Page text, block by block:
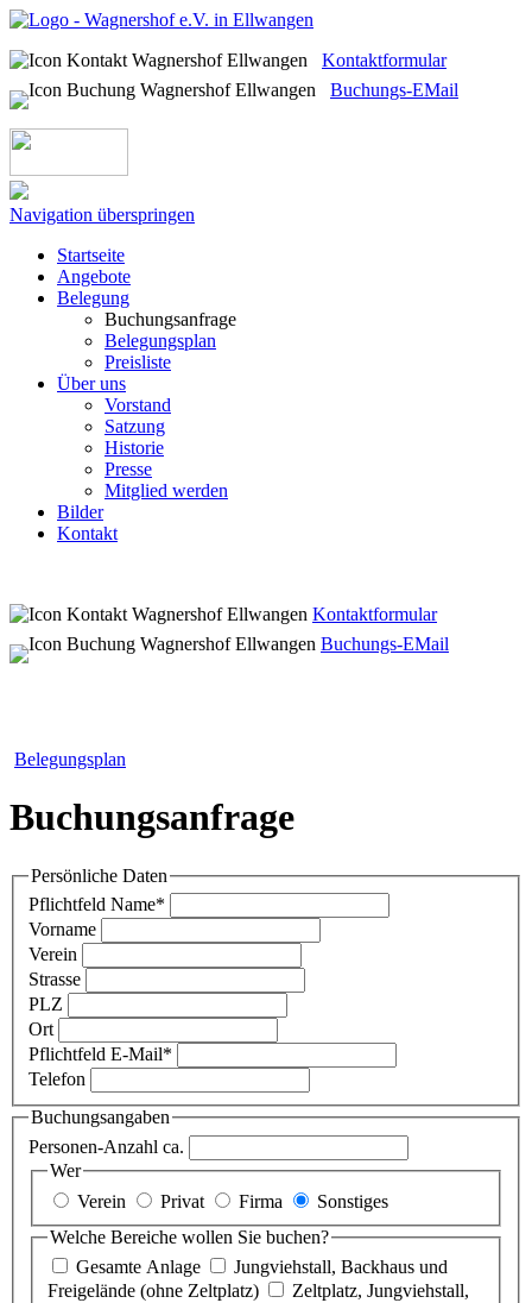
Kontaktformular
Buchungs-EMail
Navigation überspringen
Startseite
Angebote
Belegung
Buchungsanfrage
Belegungsplan
Preisliste
Über uns
Vorstand
Satzung
Historie
Presse
Mitglied werden
Bilder
Kontakt
Kontaktformular
Buchungs-EMail
Belegungsplan
Buchungsanfrage
Persönliche Daten
Pflichtfeld Name*
Vorname
Verein
Strasse
PLZ
Ort
Pflichtfeld E-Mail*
Telefon
Buchungsangaben
Personen-Anzahl ca.
Wer
Verein
Privat Firma
Sonstiges
Welche Bereiche wollen Sie buchen?
Gesamte Anlage
Jungviehstall, Backhaus und
Freigelände (ohne Zeltplatz)
Zeltplatz, Jungviehstall,